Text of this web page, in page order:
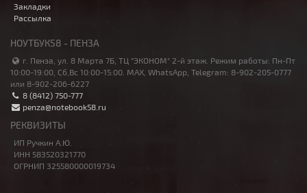
Закладки
Рассылка
НОУТБУК58 - ПЕНЗА
г. Пенза, ул. 8 Марта 7Б, ТЦ "ЭКОНОМ" 2-й этаж. Режим работы: Пн-Пт
10:00-19:00, Сб,Вс 10:00-15:00. MAX, WhatsApp, Telegram: 8-902-205-0777
или 8-902-206-6227
8 (8412) 750-777
penza@notebook58.ru
РЕКВИЗИТЫ
ИП Ручкин А.Ю.
ИНН 583520321770
ОГРНИП 325580000019734